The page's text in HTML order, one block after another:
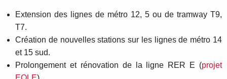
Extension des lignes de métro 12, 5 ou de tramway T9,
T7.
Création de nouvelles stations sur les lignes de métro 14
et 15 sud.
Prolongement et rénovation de la ligne RER E (projet